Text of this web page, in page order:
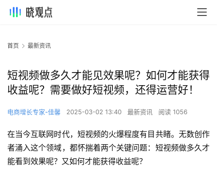
首页 最新资讯
短视频做多久才能见效果呢？如何才能获得
收益呢？需要做好短视频，还得运营好！
电商增长专家-佳馨 2025-03-02 13:40 最新资讯 阅读 1056
在当今互联网时代，短视频的火爆程度有目共睹。无数创作
者涌入这个领域，都怀揣着两个关键问题：短视频做多久才
能看到效果呢？又如何才能获得收益呢？